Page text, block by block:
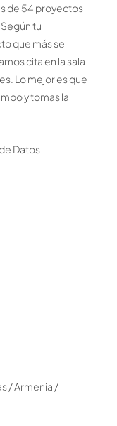
de 54 proyectos
tu
que más se
cita en la sala
Lo mejor es que
y tomas la
Datos
/ Armenia /